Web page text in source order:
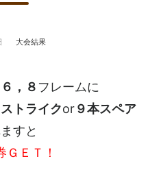
大会結果
，８ フレームに
ストライクor９本スペア
すと
ＧＥＴ！